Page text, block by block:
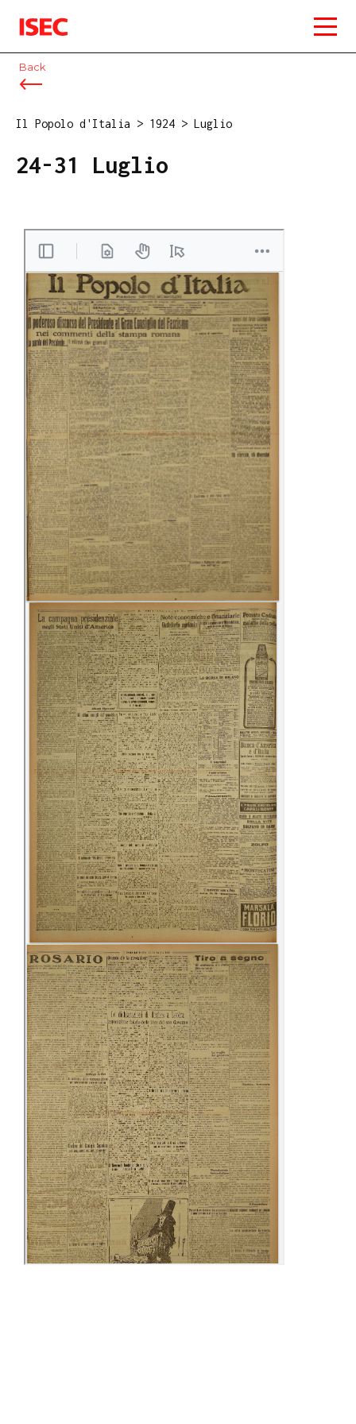
ISEC
Back
Il Popolo d'Italia > 1924 > Luglio
24-31 Luglio